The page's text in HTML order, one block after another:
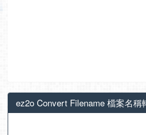
ez2o Convert Filename 檔案名稱